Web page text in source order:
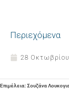
Περιεχόμενα
28
Επιμέλεια: Σουζάνα